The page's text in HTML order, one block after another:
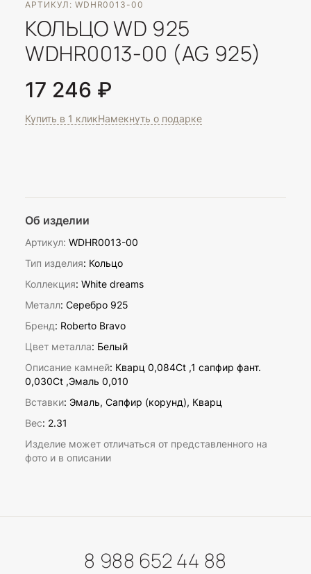
АРТИКУЛ: WDHR0013-00
КОЛЬЦО WD 925
WDHR0013-00 (AG 925)
17 246 ₽
Купить в 1 кликНамекнуть о подарке
Об изделии
Артикул: WDHR0013-00
Тип изделия: Кольцо
Коллекция: White dreams
Металл: Серебро 925
Бренд: Roberto Bravo
Цвет металла: Белый
Описание камней: Кварц 0,084Ct ,1 сапфир фант.
0,030Ct ,Эмаль 0,010
Вставки: Эмаль, Сапфир (корунд), Кварц
Вес: 2.31
Изделие может отличаться от представленного на
фото и в описании
8 988 652 44 88